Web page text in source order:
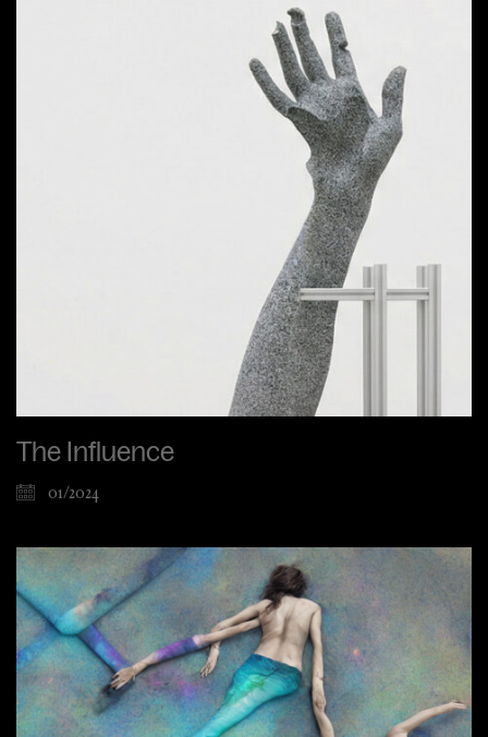
The Influence
01/2024